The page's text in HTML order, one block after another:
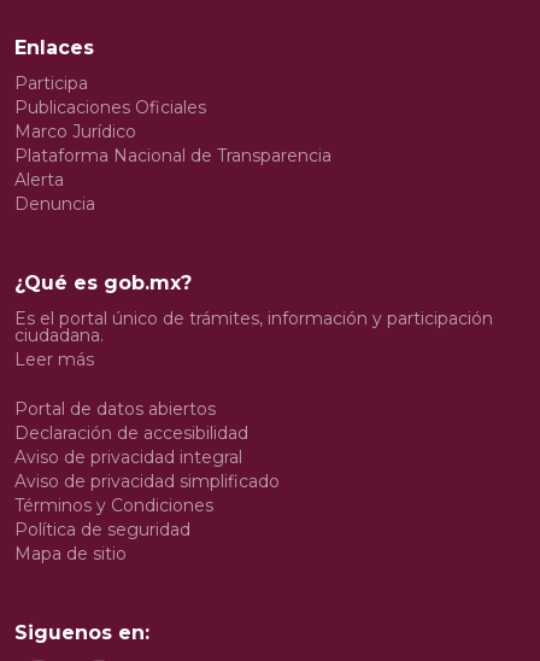
Enlaces
Participa
Publicaciones Oficiales
Marco Jurídico
Plataforma Nacional de Transparencia
Alerta
Denuncia
¿Qué es gob.mx?
Es el portal único de trámites, información y participación
ciudadana.
Leer más
Portal de datos abiertos
Declaración de accesibilidad
Aviso de privacidad integral
Aviso de privacidad simplificado
Términos y Condiciones
Política de seguridad
Mapa de sitio
Siguenos en: